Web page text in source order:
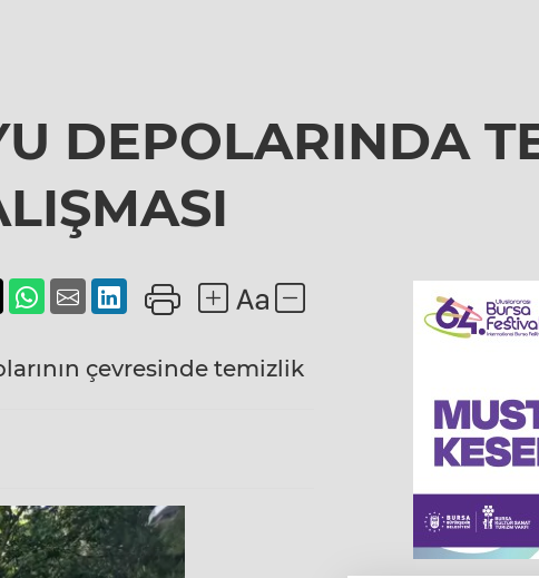
DEPOLARINDA
çevresinde temizlik